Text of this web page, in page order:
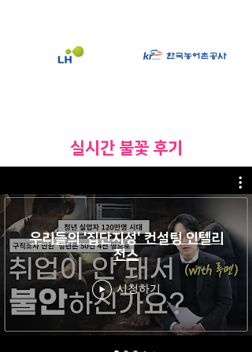
​실시간 불꽃 후기
우리들의 '집단지성' 컨설팅 인텔리
전스
시청하기